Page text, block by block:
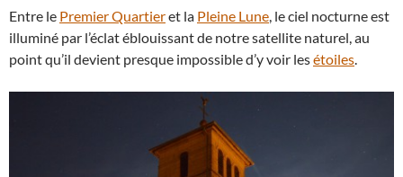
Entre le Premier Quartieret la Pleine Lune, le ciel nocturne est
illuminé par l’éclat éblouissant de notre satellite naturel, au
point qu’il devient presque impossible d’y voir lesétoiles.